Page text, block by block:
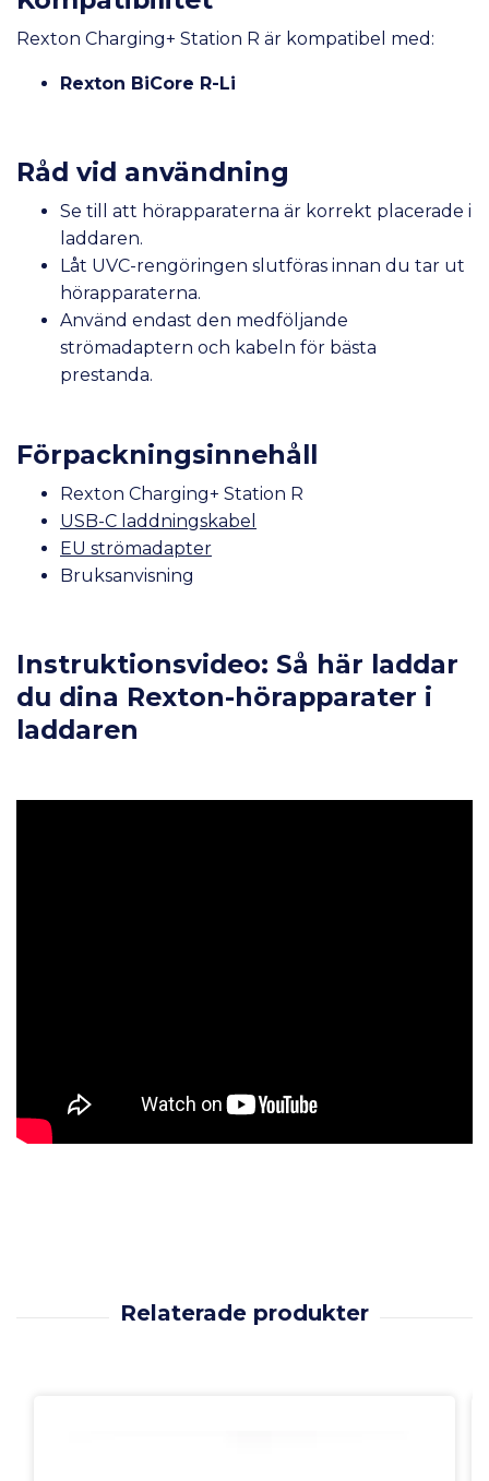
Rexton Charging+ Station R är kompatibel med:
Rexton BiCore R-Li
Råd vid användning
Se till att hörapparaterna är korrekt placerade i
laddaren.
Låt UVC-rengöringen slutföras innan du tar ut
hörapparaterna.
Använd endast den medföljande
strömadaptern och kabeln för bästa
prestanda.
Förpackningsinnehåll
Rexton Charging+ Station R
USB-C laddningskabel
EU strömadapter
Bruksanvisning
Instruktionsvideo: Så här laddar
du dina Rexton-hörapparater i
laddaren